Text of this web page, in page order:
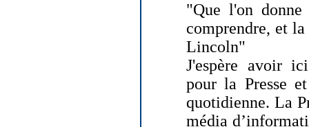
"Que l'on
comprendre, et
Lincoln"
J'espère avoir
pour la Presse
quotidienne. La
média